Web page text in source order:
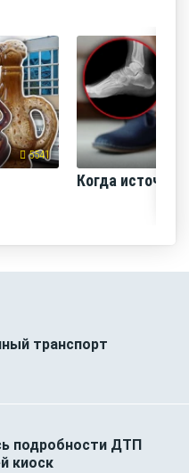
5541
Когда
транспорт
подробности ДТП
киоск